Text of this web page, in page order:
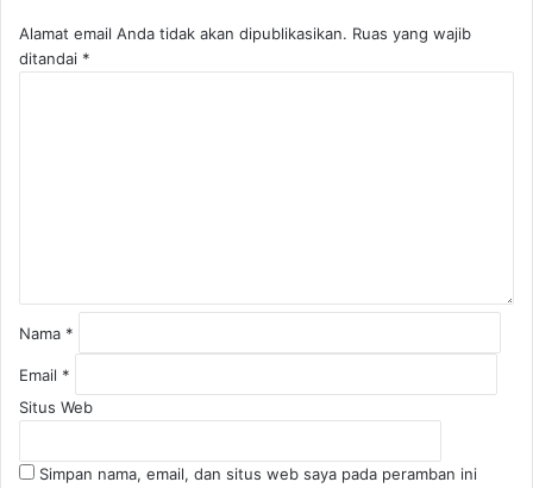
Alamat email Anda tidak akan dipublikasikan. Ruas yang wajib
ditandai *
Nama *
Email *
Situs Web
Simpan nama, email, dan situs web saya pada peramban ini